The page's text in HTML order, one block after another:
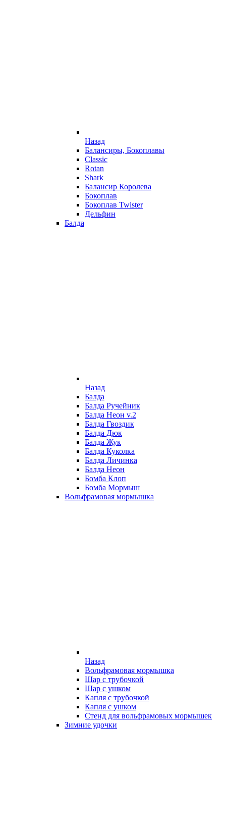
Назад
Балансиры, Бокоплавы
Classic
Rotan
Shark
Балансир Королева
Бокоплав
Бокоплав Twister
Дельфин
Балда
Назад
Балда
Балда Ручейник
Балда Неон v.2
Балда Гвоздик
Балда Дюк
Балда Жук
Балда Куколка
Балда Личинка
Балда Неон
Бомба Клоп
Бомба Мормыш
Вольфрамовая мормышка
Назад
Вольфрамовая мормышка
Шар с трубочкой
Шар с ушком
Капля с трубочкой
Капля с ушком
Стенд для вольфрамовых мормышек
Зимние удочки